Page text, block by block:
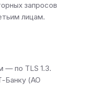
запросов
лицам.
— по TLS 1.3.
Банку (АО